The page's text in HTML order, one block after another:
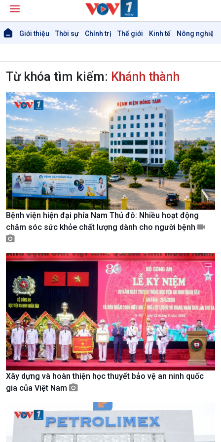
Giới thiệu Thời sự Chính trị Thế giới Kinh tế Nông nghiệp
Giới thiệu
Thời sự
Thời sự 6h
Thời sự 12h
Thời sự 18h
Thời sự 21h30
Bản tin
Chuyên mục
Theo dòng Thời sự
Từ khóa tìm kiếm: Khánh thành
Bệnh viện hiện đại phía Nam Thủ đô: Nhiều hoạt động
chăm sóc sức khỏe chất lượng dành cho người bệnh
Xây dựng và hoàn thiện học thuyết bảo vệ an ninh quốc
gia của Việt Nam